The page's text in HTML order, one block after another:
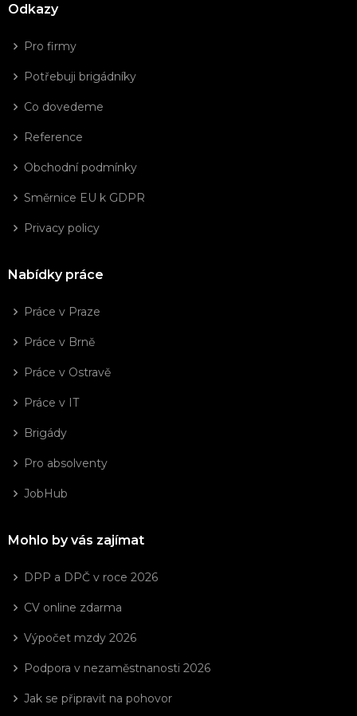
Odkazy
Pro firmy
Potřebuji brigádníky
Co dovedeme
Reference
Obchodní podmínky
Směrnice EU k GDPR
Privacy policy
Nabídky práce
Práce v Praze
Práce v Brně
Práce v Ostravě
Práce v IT
Brigády
Pro absolventy
JobHub
Mohlo by vás zajímat
DPP a DPČ v roce 2026
CV online zdarma
Výpočet mzdy 2026
Podpora v nezaměstnanosti 2026
Jak se připravit na pohovor